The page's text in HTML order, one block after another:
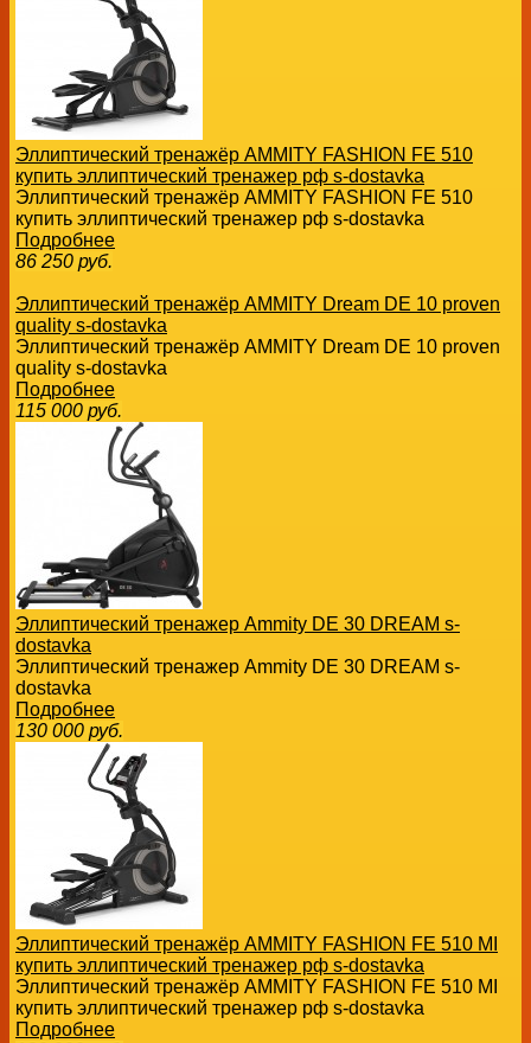
Эллиптический тренажёр AMMITY FASHION FE 510
купить эллиптический тренажер рф s-dostavka
Эллиптический тренажёр AMMITY FASHION FE 510
купить эллиптический тренажер рф s-dostavka
Подробнее
86 250 руб.
Эллиптический тренажёр AMMITY Dream DE 10 proven
quality s-dostavka
Эллиптический тренажёр AMMITY Dream DE 10 proven
quality s-dostavka
Подробнее
115 000 руб.
Эллиптический тренажер Ammity DE 30 DREAM s-
dostavka
Эллиптический тренажер Ammity DE 30 DREAM s-
dostavka
Подробнее
130 000 руб.
Эллиптический тренажёр AMMITY FASHION FE 510 MI
купить эллиптический тренажер рф s-dostavka
Эллиптический тренажёр AMMITY FASHION FE 510 MI
купить эллиптический тренажер рф s-dostavka
Подробнее